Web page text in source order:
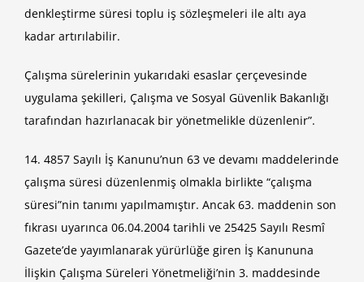
denkleştirme süresi toplu iş sözleşmeleri ile altı aya
kadar artırılabilir.
Çalışma sürelerinin yukarıdaki esaslar çerçevesinde
uygulama şekilleri, Çalışma ve Sosyal Güvenlik Bakanlığı
tarafından hazırlanacak bir yönetmelikle düzenlenir”.
14. 4857 Sayılı İş Kanunu’nun 63 ve devamı maddelerinde
çalışma süresi düzenlenmiş olmakla birlikte “çalışma
süresi”nin tanımı yapılmamıştır. Ancak 63. maddenin son
fıkrası uyarınca 06.04.2004 tarihli ve 25425 Sayılı Resmî
Gazete’de yayımlanarak yürürlüğe giren İş Kanununa
İlişkin Çalışma Süreleri Yönetmeliği’nin 3. maddesinde